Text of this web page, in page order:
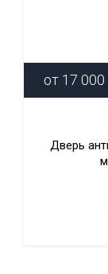
от 17 000
Дверь